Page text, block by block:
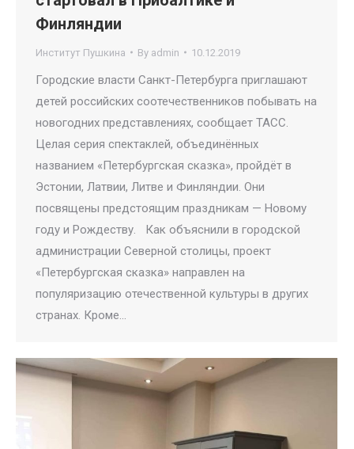
Финляндии
Институт Пушкина By admin 10.12.2019
Городские власти Санкт-Петербурга приглашают
детей российских соотечественников побывать на
новогодних представлениях, сообщает ТАСС.
Целая серия спектаклей, объединённых
названием «Петербургская сказка», пройдёт в
Эстонии, Латвии, Литве и Финляндии. Они
посвящены предстоящим праздникам — Новому
году и Рождеству. Как объяснили в городской
администрации Северной столицы, проект
«Петербургская сказка» направлен на
популяризацию отечественной культуры в других
странах. Кроме…